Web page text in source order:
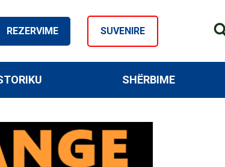
REZERVIME SUVENIRE
SHËRBIME